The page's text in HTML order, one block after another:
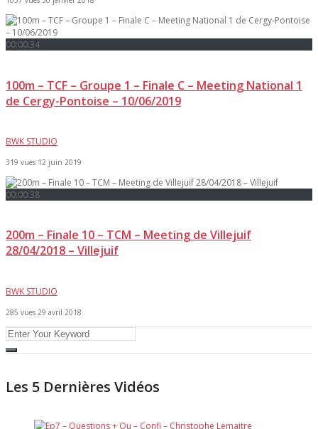
00:00:34
100m – TCF – Groupe 1 – Finale C – Meeting National 1
de Cergy-Pontoise – 10/06/2019
BWK STUDIO
319 vues 12 juin 2019
00:00:38
200m – Finale 10 – TCM – Meeting de Villejuif
28/04/2018 – Villejuif
BWK STUDIO
285 vues 29 avril 2018
Les 5 Dernières Vidéos